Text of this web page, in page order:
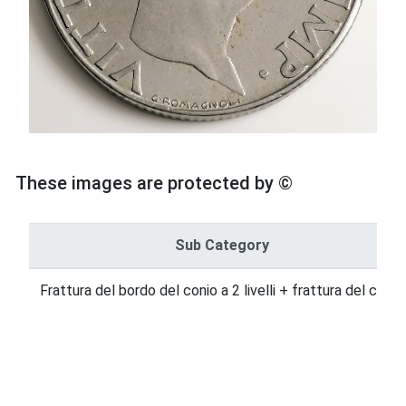
These images are protected by ©
Sub Category
Frattura del bordo del conio a 2 livelli + frattura del conio